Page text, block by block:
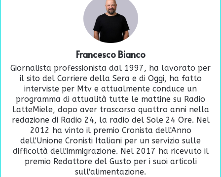
Francesco Bianco
Giornalista professionista dal 1997, ha lavorato per
il sito del Corriere della Sera e di Oggi, ha fatto
interviste per Mtv e attualmente conduce un
programma di attualità tutte le mattine su Radio
LatteMiele, dopo aver trascorso quattro anni nella
redazione di Radio 24, la radio del Sole 24 Ore. Nel
2012 ha vinto il premio Cronista dell'Anno
dell'Unione Cronisti Italiani per un servizio sulle
difficoltà dell'immigrazione. Nel 2017 ha ricevuto il
premio Redattore del Gusto per i suoi articoli
sull'alimentazione.